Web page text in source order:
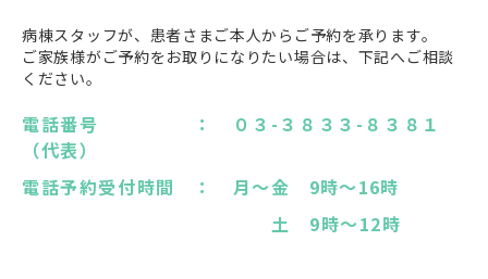
病棟スタッフが、患者さまご本人からご予約を承ります。
ご家族様がご予約をお取りになりたい場合は、下記へご相談
ください。
電話番号 ： ０３-３８３３-８３８１
（代表）
電話予約受付時間 ： 月～金 9時～16時
土 9時～12時